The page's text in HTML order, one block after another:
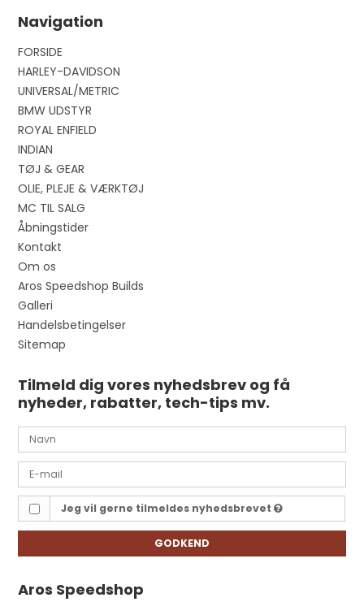
Navigation
FORSIDE
HARLEY-DAVIDSON
UNIVERSAL/METRIC
BMW UDSTYR
ROYAL ENFIELD
INDIAN
TØJ & GEAR
OLIE, PLEJE & VÆRKTØJ
MC TIL SALG
Åbningstider
Kontakt
Om os
Aros Speedshop Builds
Galleri
Handelsbetingelser
Sitemap
Tilmeld dig vores nyhedsbrev og få
nyheder, rabatter, tech-tips mv.
Jeg vil gerne tilmeldes nyhedsbrevet
GODKEND
Aros Speedshop